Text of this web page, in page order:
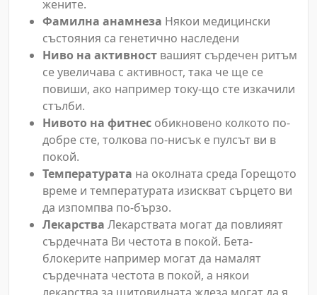
жените.
Фамилна анамнеза Някои медицински
състояния са генетично наследени
Ниво на активност вашият сърдечен ритъм
се увеличава с активност, така че ще се
повиши, ако например току-що сте изкачили
стълби.
Нивото на фитнес обикновено колкото по-
добре сте, толкова по-нисък е пулсът ви в
покой.
Температурата на околната среда Горещото
време и температурата изискват сърцето ви
да изпомпва по-бързо.
Лекарства Лекарствата могат да повлияят
сърдечната Ви честота в покой. Бета-
блокерите например могат да намалят
сърдечната честота в покой, а някои